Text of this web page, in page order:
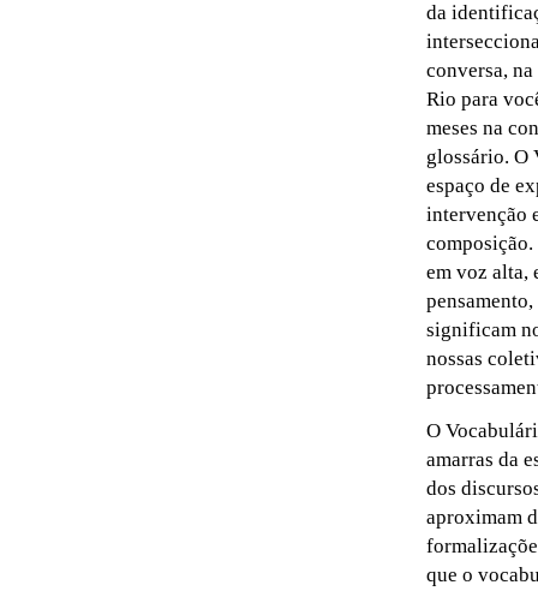
da
conversa,
Rio para
meses na
glossário. O
espaço de
intervenção
em voz alta,
significam
nossas
O
amarras da
dos
aproximam
que o